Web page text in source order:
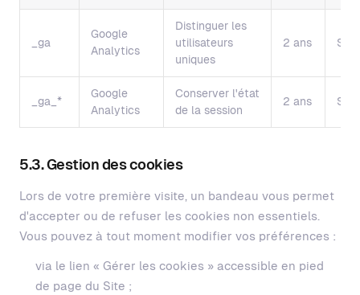
_ga
Google
Analytics
Distinguer les
utilisateurs
uniques
2 ans
_ga_*
Google
Analytics
Conserver l'état
de la session
2 ans
5.3. Gestion des cookies
Lors de votre première visite, un bandeau vous permet
d'accepter ou de refuser les cookies non essentiels.
Vous pouvez à tout moment modifier vos préférences :
via le lien « Gérer les cookies » accessible en pied
de page du Site ;